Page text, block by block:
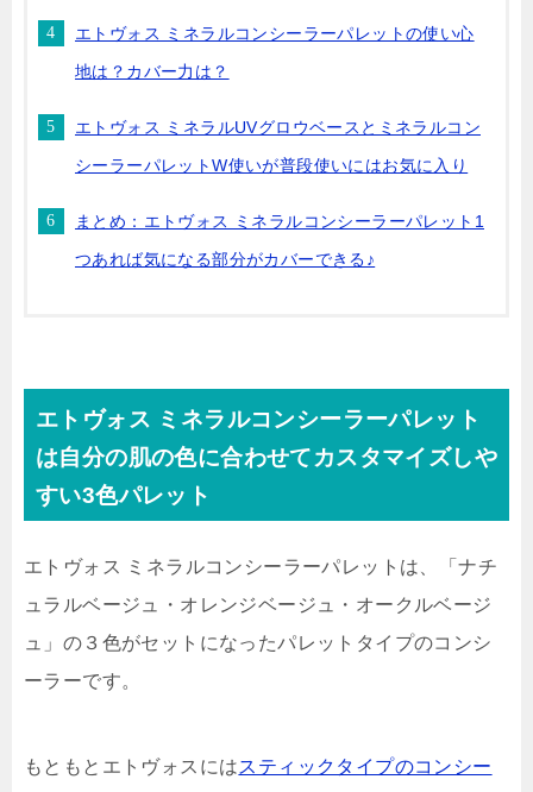
エトヴォス ミネラルコンシーラーパレットの使い心
地は？カバー力は？
エトヴォス ミネラルUVグロウベースとミネラルコン
シーラーパレットW使いが普段使いにはお気に入り
まとめ：エトヴォス ミネラルコンシーラーパレット1
つあれば気になる部分がカバーできる♪
エトヴォス ミネラルコンシーラーパレット
は自分の肌の色に合わせてカスタマイズしや
すい3色パレット
エトヴォス ミネラルコンシーラーパレットは、「ナチ
ュラルベージュ・オレンジベージュ・オークルベージ
ュ
」の３色がセットになったパレットタイプのコンシ
ーラーです。
もともとエトヴォスにはスティックタイプのコンシー